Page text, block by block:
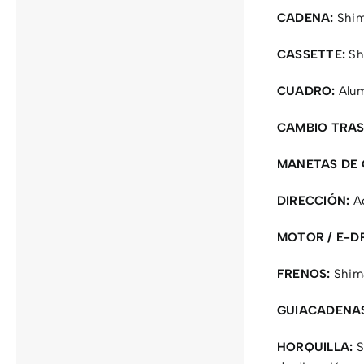
CADENA:
CASSETTE:
CUADRO:
CAMBIO
MANETAS DE
DIRECCIÓN:
MOTOR / E-
FRENOS:
HORQUILLA: